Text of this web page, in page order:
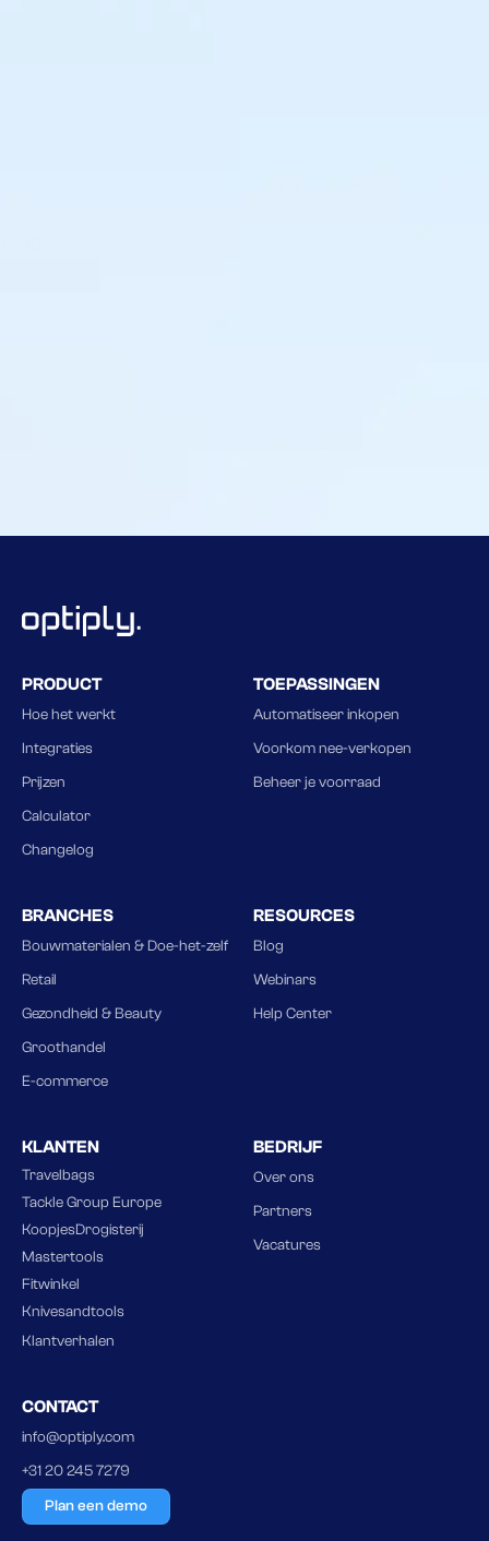
PRODUCT
Hoe het werkt
Integraties
Prijzen
Calculator
Changelog
TOEPASSINGEN
Automatiseer inkopen
Voorkom nee-verkopen
Beheer je voorraad
BRANCHES
Bouwmaterialen & Doe-het-zelf
Retail
Gezondheid & Beauty
Groothandel
E-commerce
RESOURCES
Blog
Webinars
Help Center
KLANTEN
Travelbags
Tackle Group Europe
KoopjesDrogisterij
Mastertools
Fitwinkel
Knivesandtools
Klantverhalen
BEDRIJF
Over ons
Partners
Vacatures
CONTACT
info@optiply.com
+31 20 245 7279
Plan een demo